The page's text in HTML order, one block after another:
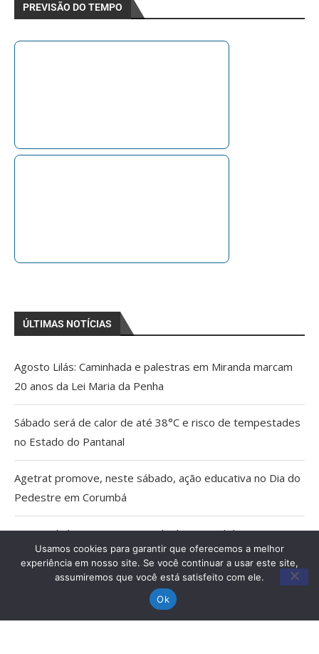
PREVISÃO DO TEMPO
ÚLTIMAS NOTÍCIAS
Agosto Lilás: Caminhada e palestras em Miranda marcam
20 anos da Lei Maria da Penha
Sábado será de calor de até 38°C e risco de tempestades
no Estado do Pantanal
Agetrat promove, neste sábado, ação educativa no Dia do
Pedestre em Corumbá
AGU pedirá na Justiça a retirada do Discord do ar
Pais estão menos presentes na criação de filhos, aponta
Usamos cookies para garantir que oferecemos a melhor
experiência em nosso site. Se você continuar a usar este site,
assumiremos que você está satisfeito com ele.
Ok